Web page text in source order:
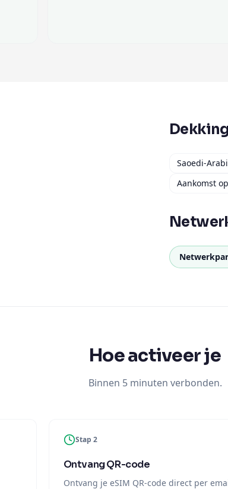
Saoedi-
Aankomst
Hoe activeer je
Binnen 5 minuten verbonden.
Stap 2
Ontvang QR-code
Ontvang je eSIM QR-code direct per